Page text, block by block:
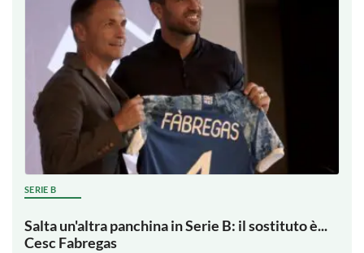
SERIE B
Salta un'altra panchina in Serie B: il sostituto è...
Cesc Fabregas